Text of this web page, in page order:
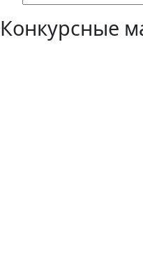
Конкурсные